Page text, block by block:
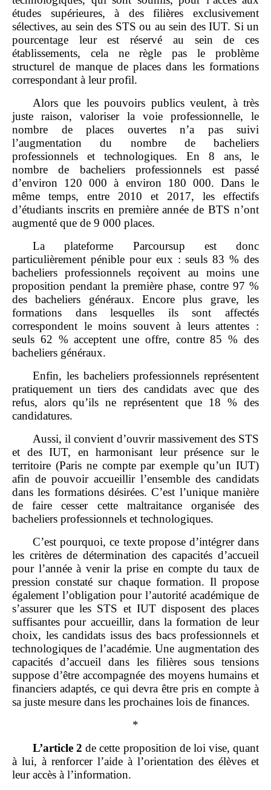
études supérieures, à des filières exclusivement
sélectives, au sein des STS ou au sein des IUT. Si un
pourcentage leur est réservé au sein de ces
établissements, cela ne règle pas le problème
structurel de manque de places dans les formations
correspondant à leur profil.
Alors que les pouvoirs publics veulent, à très
juste raison, valoriser la voie professionnelle, le
nombre de places ouvertes n’a pas suivi
l’augmentation du nombre de bacheliers
professionnels et technologiques. En 8 ans, le
nombre de bacheliers professionnels est passé
d’environ 120 000 à environ 180 000. Dans le
même temps, entre 2010 et 2017, les effectifs
d’étudiants inscrits en première année de BTS n’ont
augmenté que de 9 000 places.
La plateforme Parcoursup est donc
particulièrement pénible pour eux : seuls 83 % des
bacheliers professionnels reçoivent au moins une
proposition pendant la première phase, contre 97 %
des bacheliers généraux. Encore plus grave, les
formations dans lesquelles ils sont affectés
correspondent le moins souvent à leurs attentes :
seuls 62 % acceptent une offre, contre 85 % des
bacheliers généraux.
Enfin, les bacheliers professionnels représentent
pratiquement un tiers des candidats avec que des
refus, alors qu’ils ne représentent que 18 % des
candidatures.
Aussi, il convient d’ouvrir massivement des STS
et des IUT, en harmonisant leur présence sur le
territoire (Paris ne compte par exemple qu’un IUT)
afin de pouvoir accueillir l’ensemble des candidats
dans les formations désirées. C’est l’unique manière
de faire cesser cette maltraitance organisée des
bacheliers professionnels et technologiques.
C’est pourquoi, ce texte propose d’intégrer dans
les critères de détermination des capacités d’accueil
pour l’année à venir la prise en compte du taux de
pression constaté sur chaque formation. Il propose
également l’obligation pour l’autorité académique de
s’assurer que les STS et IUT disposent des places
suffisantes pour accueillir, dans la formation de leur
choix, les candidats issus des bacs professionnels et
technologiques de l’académie. Une augmentation des
capacités d’accueil dans les filières sous tensions
suppose d’être accompagnée des moyens humains et
financiers adaptés, ce qui devra être pris en compte à
sa juste mesure dans les prochaines lois de finances.
*
L’article 2 de cette proposition de loi vise, quant
à lui, à renforcer l’aide à l’orientation des élèves et
leur accès à l’information.